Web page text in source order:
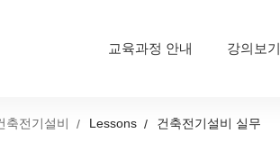
교육과정 안내 강의보기
축전기설비 Lessons 건축전기설비 실무